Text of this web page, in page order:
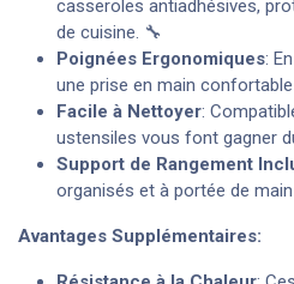
casseroles antiadhésives,
de cuisine. 🔧
Poignées Ergonomiques:
une prise en main
Facile à Nettoyer:
ustensiles vous font gagner
Support de Rangement
organisés et à portée de
Avantages Supplémentaires: